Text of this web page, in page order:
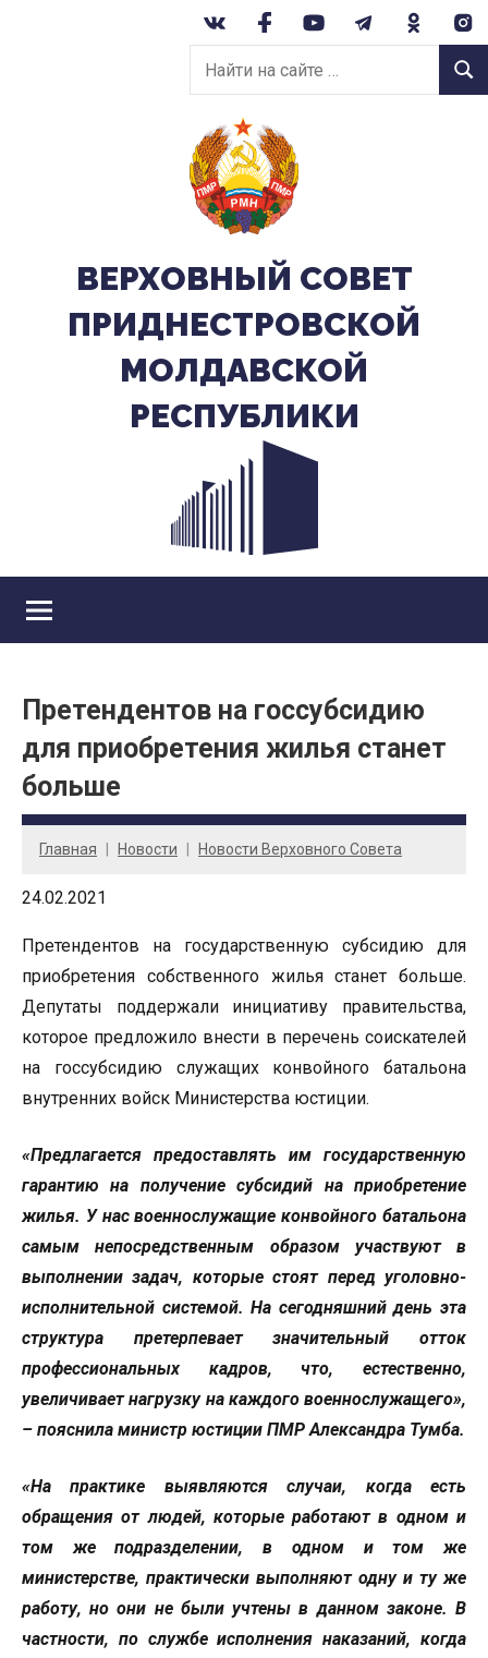
Найти
на
сайте:
ВЕРХОВНЫЙ CОВЕТ
ПРИДНЕСТРОВСКОЙ
МОЛДАВСКОЙ
РЕСПУБЛИКИ
Претендентов на госсубсидию
для приобретения жилья станет
больше
Главная Новости Новости Верховного Совета
24.02.2021
Претендентов на государственную субсидию для
приобретения собственного жилья станет больше.
Депутаты поддержали инициативу правительства,
которое предложило внести в перечень соискателей
на госсубсидию служащих конвойного батальона
внутренних войск Министерства юстиции.
«Предлагается предоставлять им государственную
гарантию на получение субсидий на приобретение
жилья. У нас военнослужащие конвойного батальона
самым непосредственным образом участвуют в
выполнении задач, которые стоят перед уголовно-
исполнительной системой. На сегодняшний день эта
структура претерпевает значительный отток
профессиональных кадров, что, естественно,
увеличивает нагрузку на каждого военнослужащего»,
– пояснила министр юстиции ПМР Александра Тумба.
«На практике выявляются случаи, когда есть
обращения от людей, которые работают в одном и
том же подразделении, в одном и том же
министерстве, практически выполняют одну и ту же
работу, но они не были учтены в данном законе. В
частности, по службе исполнения наказаний, когда